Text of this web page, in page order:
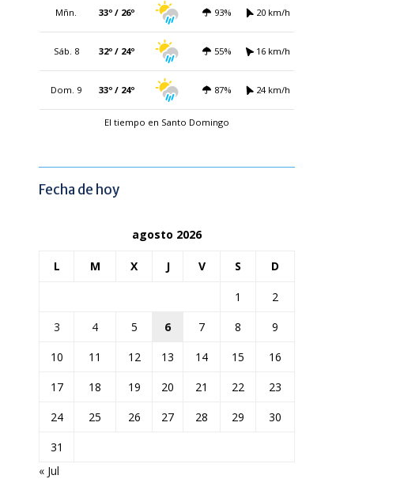
Mñn. 33º / 26º 93% 20 km/h
Sáb. 8 32º / 24º 55% 16 km/h
Dom. 9 33º / 24º 87% 24 km/h
El tiempo en Santo Domingo
Fecha de hoy
agosto 2026
L M X J V S D
1
2
3
4 5 6 7 8
9
10
11 12 13 14 15
16
17
18 19 20 21 22
23
24
25 26 27 28 29
30
31
« Jul